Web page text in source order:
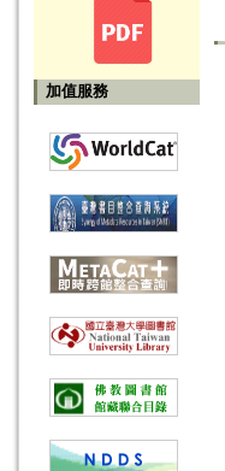
加值服務